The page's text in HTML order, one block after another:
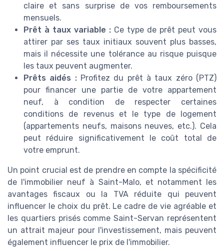
claire et sans surprise de vos remboursements
mensuels.
Prêt à taux variable : Ce type de prêt peut vous
attirer par ses taux initiaux souvent plus basses,
mais il nécessite une tolérance au risque puisque
les taux peuvent augmenter.
Prêts aidés :Profitez du prêt à taux zéro (PTZ)
pour financer une partie de votre appartement
neuf, à condition de respecter certaines
conditions de revenus et le type de logement
(appartements neufs, maisons neuves, etc.). Cela
peut réduire significativement le coût total de
votre emprunt.
Un point crucial est de prendre en compte la spécificité
de l'immobilier neuf à Saint-Malo, et notamment les
avantages fiscaux ou la TVA réduite qui peuvent
influencer le choix du prêt. Le cadre de vie agréable et
les quartiers prisés comme Saint-Servan représentent
un attrait majeur pour l'investissement, mais peuvent
également influencer le prix de l'immobilier.